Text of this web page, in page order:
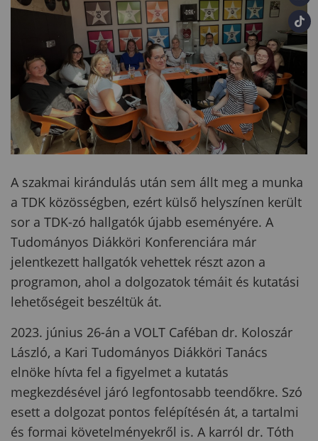
A szakmai kirándulás után sem állt meg a munka
a TDK közösségben, ezért külső helyszínen került
sor a TDK-zó hallgatók újabb eseményére. A
Tudományos Diákköri Konferenciára már
jelentkezett hallgatók vehettek részt azon a
programon, ahol a dolgozatok témáit és kutatási
lehetőségeit beszéltük át.
2023. június 26-án a VOLT Caféban dr. Koloszár
László, a Kari Tudományos Diákköri Tanács
elnöke hívta fel a figyelmet a kutatás
megkezdésével járó legfontosabb teendőkre. Szó
esett a dolgozat pontos felépítésén át, a tartalmi
és formai követelményekről is. A karról dr. Tóth